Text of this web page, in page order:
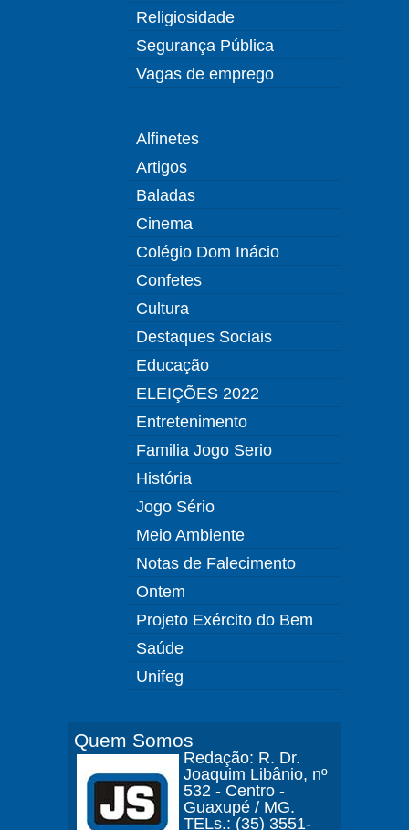
Religiosidade
Segurança Pública
Vagas de emprego
Alfinetes
Artigos
Baladas
Cinema
Colégio Dom Inácio
Confetes
Cultura
Destaques Sociais
Educação
ELEIÇÕES 2022
Entretenimento
Familia Jogo Serio
História
Jogo Sério
Meio Ambiente
Notas de Falecimento
Ontem
Projeto Exército do Bem
Saúde
Unifeg
Quem Somos
Redação: R. Dr.
Joaquim Libânio, nº
532 - Centro -
Guaxupé / MG.
TELs.: (35) 3551-